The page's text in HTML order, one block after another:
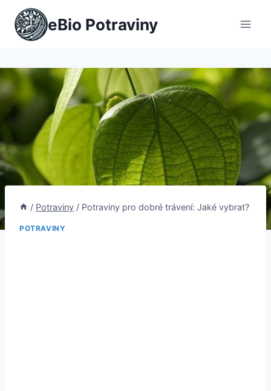
Přeskočit
obsah
eBio Potraviny
/ Potraviny / Potraviny pro dobré trávení: Jaké vybrat?
POTRAVINY